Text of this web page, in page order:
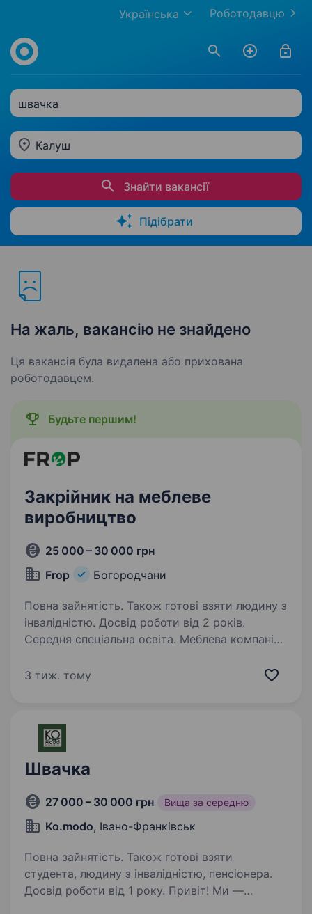
Роботодавцю
Українська
швачка
Калуш
Знайти вакансії
Підібрати
На жаль, вакансію не знайдено
Ця вакансія була видалена або прихована
роботодавцем.
Будьте першим!
Закрійник на меблеве
виробництво
25 000 – 30 000 грн
Frop
Богородчани
Повна зайнятість. Також готові взяти людину з
інвалідністю. Досвід роботи від 2 років.
Середня спеціальна освіта. Меблева компанія-
закрійника. Основні вимоги до кандидата:
3 тиж. тому
Швачка
27 000 – 30 000 грн Вища за середню
Ko.modo, Івано-Франківськ
Повна зайнятість. Також готові взяти
студента, людину з інвалідністю, пенсіонера.
Досвід роботи від 1 року. Привіт! Ми —